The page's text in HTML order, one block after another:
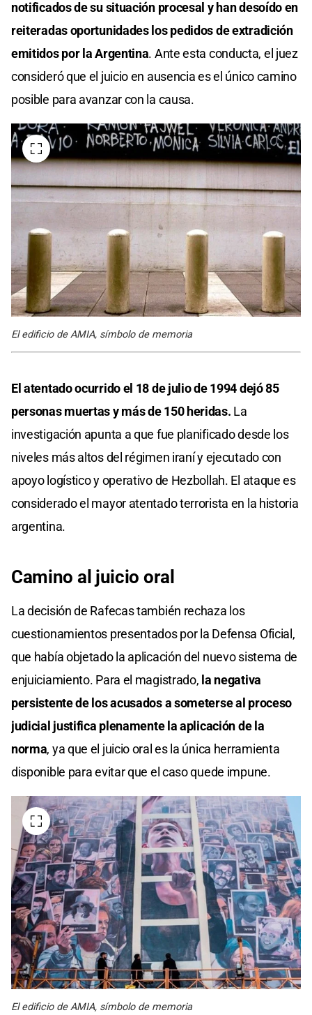
notificados de su situación procesal y han desoído en
reiteradas oportunidades los pedidos de extradición
emitidos por la Argentina. Ante esta conducta, el juez
consideró que el juicio en ausencia es el único camino
posible para avanzar con la causa.
El edificio de AMIA, símbolo de memoria
El atentado ocurrido el 18 de julio de 1994 dejó 85
personas muertas y más de 150 heridas. La
investigación apunta a que fue planificado desde los
niveles más altos del régimen iraní y ejecutado con
apoyo logístico y operativo de Hezbollah. El ataque es
considerado el mayor atentado terrorista en la historia
argentina.
Camino al juicio oral
La decisión de Rafecas también rechaza los
cuestionamientos presentados por la Defensa Oficial,
que había objetado la aplicación del nuevo sistema de
enjuiciamiento. Para el magistrado, la negativa
persistente de los acusados a someterse al proceso
judicial justifica plenamente la aplicación de la
norma, ya que el juicio oral es la única herramienta
disponible para evitar que el caso quede impune.
El edificio de AMIA, símbolo de memoria